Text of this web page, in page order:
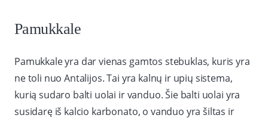
Pamukkale
Pamukkale yra dar vienas gamtos stebuklas, kuris yra
ne toli nuo Antalijos. Tai yra kalnų ir upių sistema,
kurią sudaro balti uolai ir vanduo. Šie balti uolai yra
susidarę iš kalcio karbonato, o vanduo yra šiltas ir